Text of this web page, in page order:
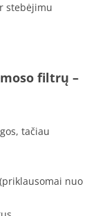
stebėjimu
filtrų –
tačiau
nuo